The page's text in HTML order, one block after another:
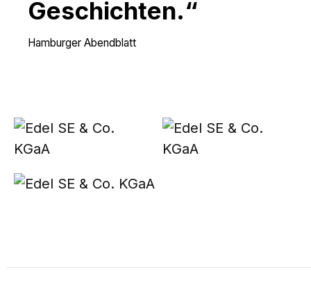
Geschichten.“
Hamburger Abendblatt